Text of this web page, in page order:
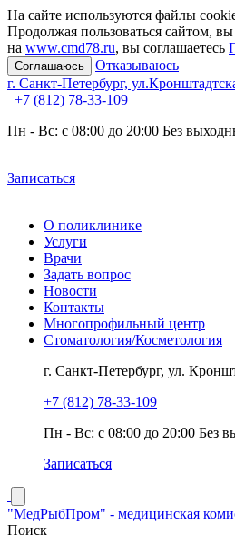
На сайте используются файлы
Продолжая пользоваться сайтом,
на www.cmd78.ru, вы соглашаетесь
Соглашаюсь
Отказываюсь
г. Санкт-Петербург,
+7 (812) 78-33-109
Пн - Вc: с 08:00 до 20:00 Без
Записаться
О поликлинике
Услуги
Врачи
Задать вопрос
Новости
Контакты
Многопрофильный центр
Стоматология/Косметология
г. Санкт-Петербург, ул.
+7 (812) 78-33-109
Пн - Вc: с 08:00 до 20:00 Без
Записаться
"МедРыбПром" - медицинская
Поиск